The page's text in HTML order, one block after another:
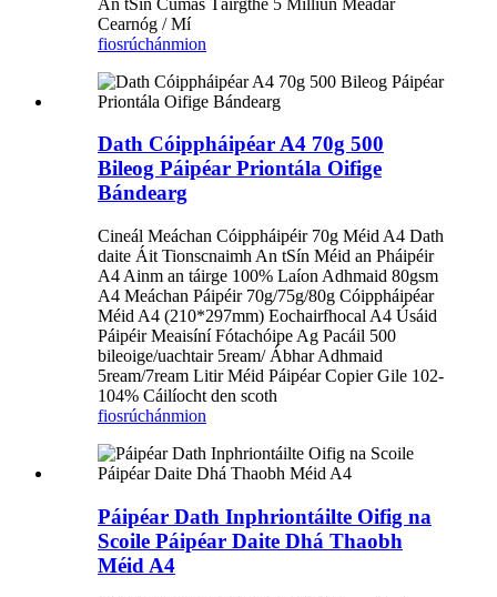
Cearnóg / Mí
fiosrúchánmion
Dath Cóippháipéar A4 70g 500
Bileog Páipéar Priontála Oifige
Bándearg
Cineál Meáchan Cóippháipéir 70g Méid A4 Dath
daite Áit Tionscnaimh An tSín Méid an Pháipéir
A4 Ainm an táirge 100% Laíon Adhmaid 80gsm
A4 Meáchan Páipéir 70g/75g/80g Cóippháipéar
Méid A4 (210*297mm) Eochairfhocal A4 Úsáid
Páipéir Meaisíní Fótachóipe Ag Pacáil 500
bileoige/uachtair 5ream/ Ábhar Adhmaid
5ream/7ream Litir Méid Páipéar Copier Gile 102-
104% Cáilíocht den scoth
fiosrúchánmion
Páipéar Dath Inphriontáilte Oifig na
Scoile Páipéar Daite Dhá Thaobh
Méid A4